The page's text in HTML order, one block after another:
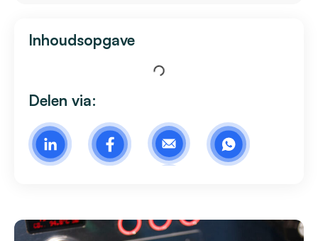
Inhoudsopgave
Delen via: